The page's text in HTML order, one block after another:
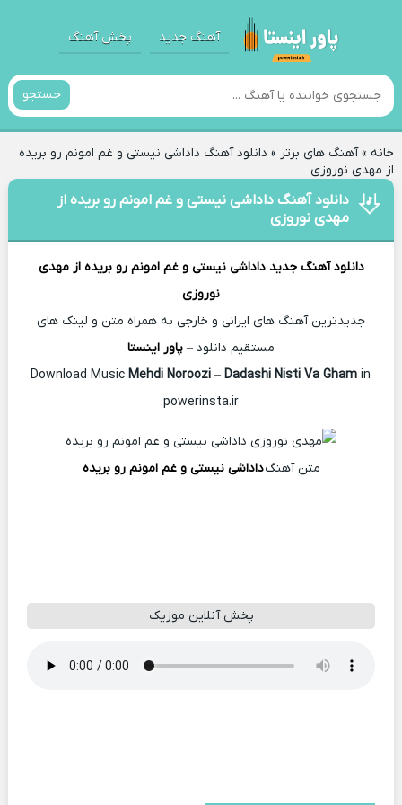
آهنگ جدید پخش آهنگ
جستجو
خانه»آهنگ های برتر » دانلود آهنگ داداشی نیستی و غم امونم رو بریده
از مهدی نوروزی
دانلود آهنگ داداشی نیستی و غم امونم رو بریده از
مهدی نوروزی
دانلود آهنگ جدید داداشی نیستی و غم امونم رو بریده ازمهدی
نوروزی
جدیدترین آهنگ های ایرانی و خارجی به همراه متن و لینک های
مستقیم دانلود – پاور اینستا
Mehdi Noroozi – Dadashi Nisti Va Gham in
powerinsta.ir
متن آهنگداداشی نیستی و غم امونم رو بریده
پخش آنلاین موزیک